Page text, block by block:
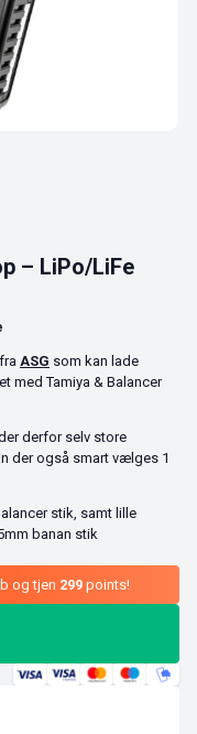
– LiPo/LiFe
ASG som kan lade
med Tamiya & Balancer
derfor selv store
der også smart vælges 1
stik, samt lille
banan stik
og tjen 299 points!